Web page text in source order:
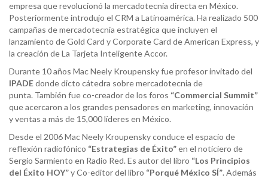
empresa que revolucionó la mercadotecnia directa en México.
Posteriormente introdujo el CRM a Latinoamérica. Ha realizado 500
campañas de mercadotecnia estratégica que incluyen el
lanzamiento de Gold Card y Corporate Card de American Express, y
la creación de La Tarjeta Inteligente Accor.
Durante 10 años Mac Neely Kroupensky fue profesor invitado del
IPADEdonde dicto cátedra sobre mercadotecnia de
punta. También fue co-creador de los foros “Commercial Summit”
que acercaron a los grandes pensadores en marketing, innovación
y ventas a más de 15,000 líderes en México.
Desde el 2006 Mac Neely Kroupensky conduce el espacio de
reflexión radiofónico “Estrategias de Éxito”en el noticiero de
Sergio Sarmiento en Radio Red. Es autor del libro “Los Principios
del Éxito HOY”y Co-editor del libro “Porqué México SÍ”. Además